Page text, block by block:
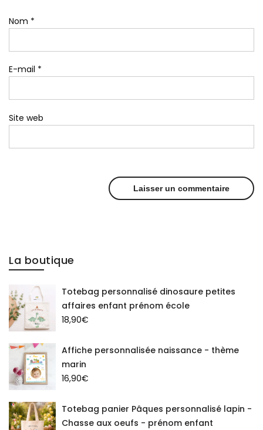
Nom *
E-mail *
Site web
La boutique
Totebag personnalisé dinosaure petites
affaires enfant prénom école
18,90€
Affiche personnalisée naissance - thème
marin
16,90€
Totebag panier Pâques personnalisé lapin -
Chasse aux oeufs - prénom enfant